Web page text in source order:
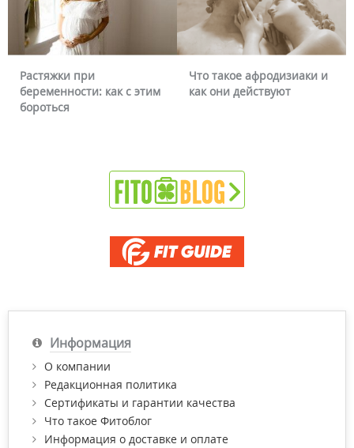
Что такое афродизиаки и
как они действуют
Почему краснеет лицо
можно ли это убрать
Информация
О компании
Редакционная политика
Сертификаты и гарантии качества
Что такое Фитоблог
Информация о доставке и оплате